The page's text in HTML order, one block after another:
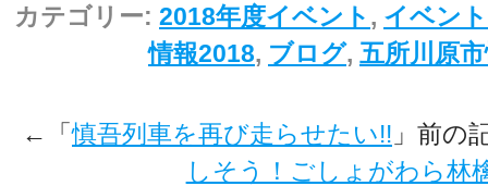
カテゴリー: 2018年度イベント , イベント
情報2018, ブログ, 五所川原
←「慎吾列車を再び走らせたい!! 」前
しそう！ごしょがわら林